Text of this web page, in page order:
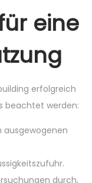
eine
erfolgreich
beachtet werden:
ausgewogenen
durch,